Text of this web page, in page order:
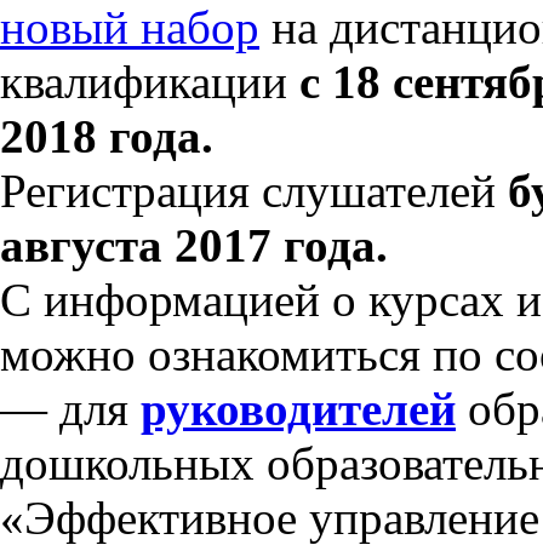
новый набор на
квалификации с 18
2018 года.
Регистрация слушателей
августа 2017 года.
С информацией о курсах
можно ознакомиться по
— для руководителей
дошкольных
«Эффективное